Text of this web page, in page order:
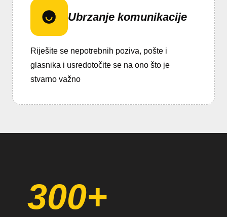
Ubrzanje komunikacije
Riješite se nepotrebnih poziva, pošte i
glasnika i usredotočite se na ono što je
stvarno važno
300+